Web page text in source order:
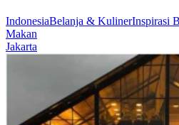
IndonesiaBelanja & KulinerInspirasi
Makan
Jakarta